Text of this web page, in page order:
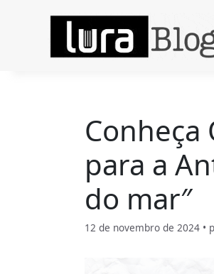
conteúdo
Conheça
para a
do mar″
12 de novembro de 2024 •